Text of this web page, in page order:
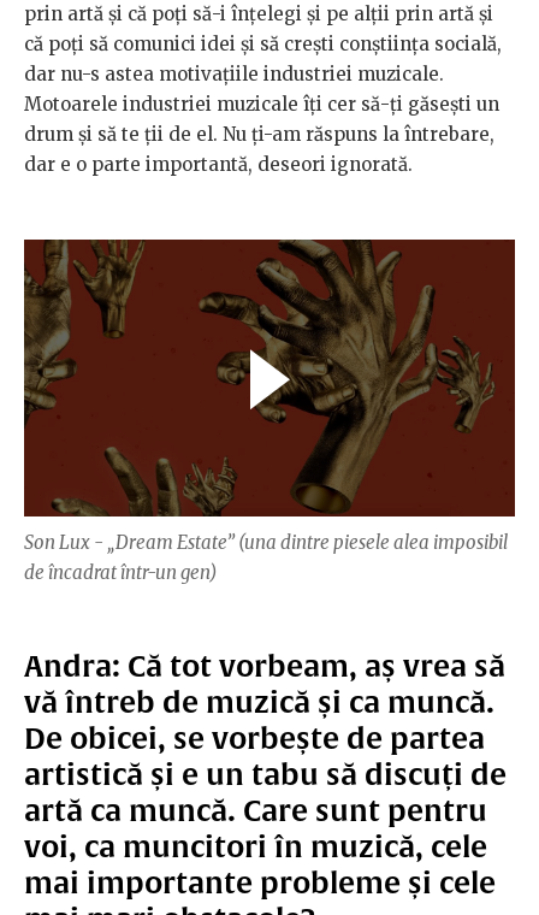
prin artă și că poți să-i înțelegi și pe alții prin artă și
că poți să comunici idei și să crești conștiința socială,
dar nu-s astea motivațiile industriei muzicale.
Motoarele industriei muzicale îți cer să-ți găsești un
drum și să te ții de el. Nu ți-am răspuns la întrebare,
dar e o parte importantă, deseori ignorată.
Son Lux - „Dream Estate” (una dintre piesele alea imposibil
de încadrat într-un gen)
Andra: Că tot vorbeam, aș vrea să
vă întreb de muzică și ca muncă.
De obicei, se vorbește de partea
artistică și e un tabu să discuți de
artă ca muncă. Care sunt pentru
voi, ca muncitori în muzică, cele
mai importante probleme și cele